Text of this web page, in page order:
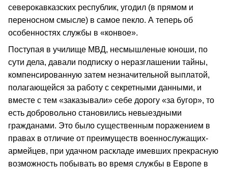
северокавказских республик, угодил (в прямом и
переносном смысле) в самое пекло. А теперь об
особенностях службы в «конвое».
Поступая в училище МВД, несмышленые юноши, по
сути дела, давали подписку о неразглашении тайны,
компенсированную затем незначительной выплатой,
полагающейся за работу с секретными данными, и
вместе с тем «заказывали» себе дорогу «за бугор», то
есть добровольно становились невыездными
гражданами. Это было существенным поражением в
правах в отличие от преимуществ военнослужащих-
армейцев, при удачном раскладе имевших прекрасную
возможность побывать во время службы в Европе в